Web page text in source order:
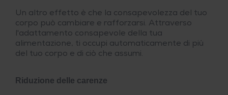
Un altro effetto è che la consapevolezza del tuo
corpo può cambiare e rafforzarsi. Attraverso
l'adattamento consapevole della tua
alimentazione, ti occupi automaticamente di più
del tuo corpo e di ciò che assumi.
Riduzione delle carenze